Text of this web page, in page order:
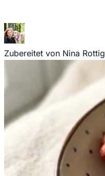
Zubereitet von Nina Rottig